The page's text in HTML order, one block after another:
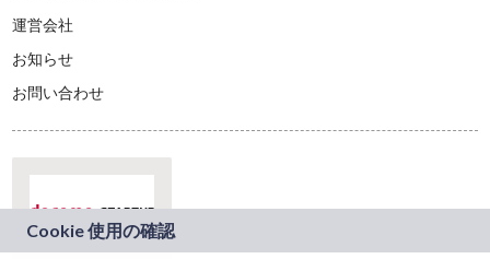
運営会社
お知らせ
お問い合わせ